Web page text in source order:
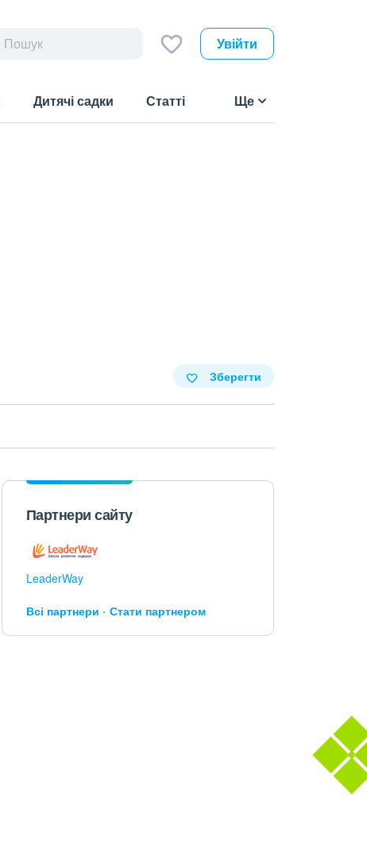
Увійти
Дитячі садки Статті Ще
Зберегти
Партнери сайту
LeaderWay
Всі партнери Стати партнером